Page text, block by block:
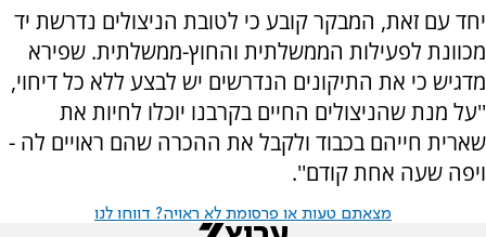
יחד עם זאת, המבקר קובע כי לטובת הניצולים נדרשת יד
מכוונת לפעילות הממשלתית והחוץ-ממשלתית. שפירא
מדגיש כי את התיקונים הנדרשים יש לבצע ללא כל דיחוי,
''על מנת שהניצולים החיים בקרבנו יוכלו לחיות את
שארית חייהם בכבוד ולקבל את ההכרה שהם ראויים לה -
ויפה שעה אחת קודם''.
מצאתם טעות או פרסומת לא ראויה? דווחו לנו